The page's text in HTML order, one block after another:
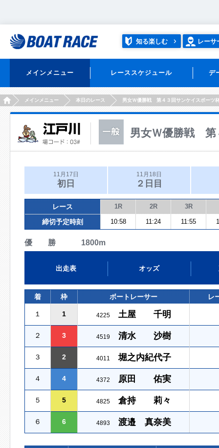
知る楽しむ レーサ
メインメニュー レーススケジュール デ
HOMEメインメニュー 本日のレース 男女Ｗ優勝戦 第４３回サンケイスポーツ
男女Ｗ優勝戦 第
11月17日
初日
11月18日
２日目
レース 1R 2R 3R
締切予定時刻 10:58 11:24 11:55
優 勝 1800m
出走表 オッズ
着 枠 ボートレーサー レ
１ 1 4225 土屋 千明
２ 3 4519 清水 沙樹
３ 2 4011 堀之内紀代子
４ 4 4372 原田 佑実
５ 5 4825 倉持 莉々
６ 6 4893 渡邉 真奈美